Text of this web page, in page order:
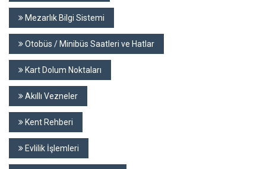
Mezarlık Bilgi Sistemi
Otobüs / Minibüs Saatleri ve Hatlar
Kart Dolum Noktaları
Akıllı Vezneler
Kent Rehberi
Evlilik İşlemleri